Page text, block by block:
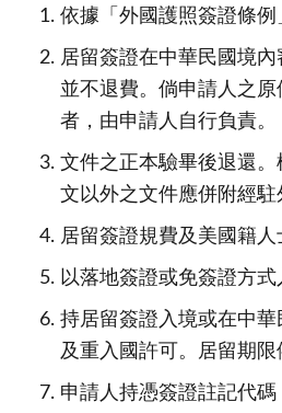
依據「外國護照簽證條
居留簽證在中華民國境
並不退費。倘申請人之
者，由申請人自行負責。
文件之正本驗畢後退還
文以外之文件應併附經駐
居留簽證規費及美國籍
以落地簽證或免簽證方式
持居留簽證入境或在中
及重入國許可。居留期限
申請人持憑簽證註記代